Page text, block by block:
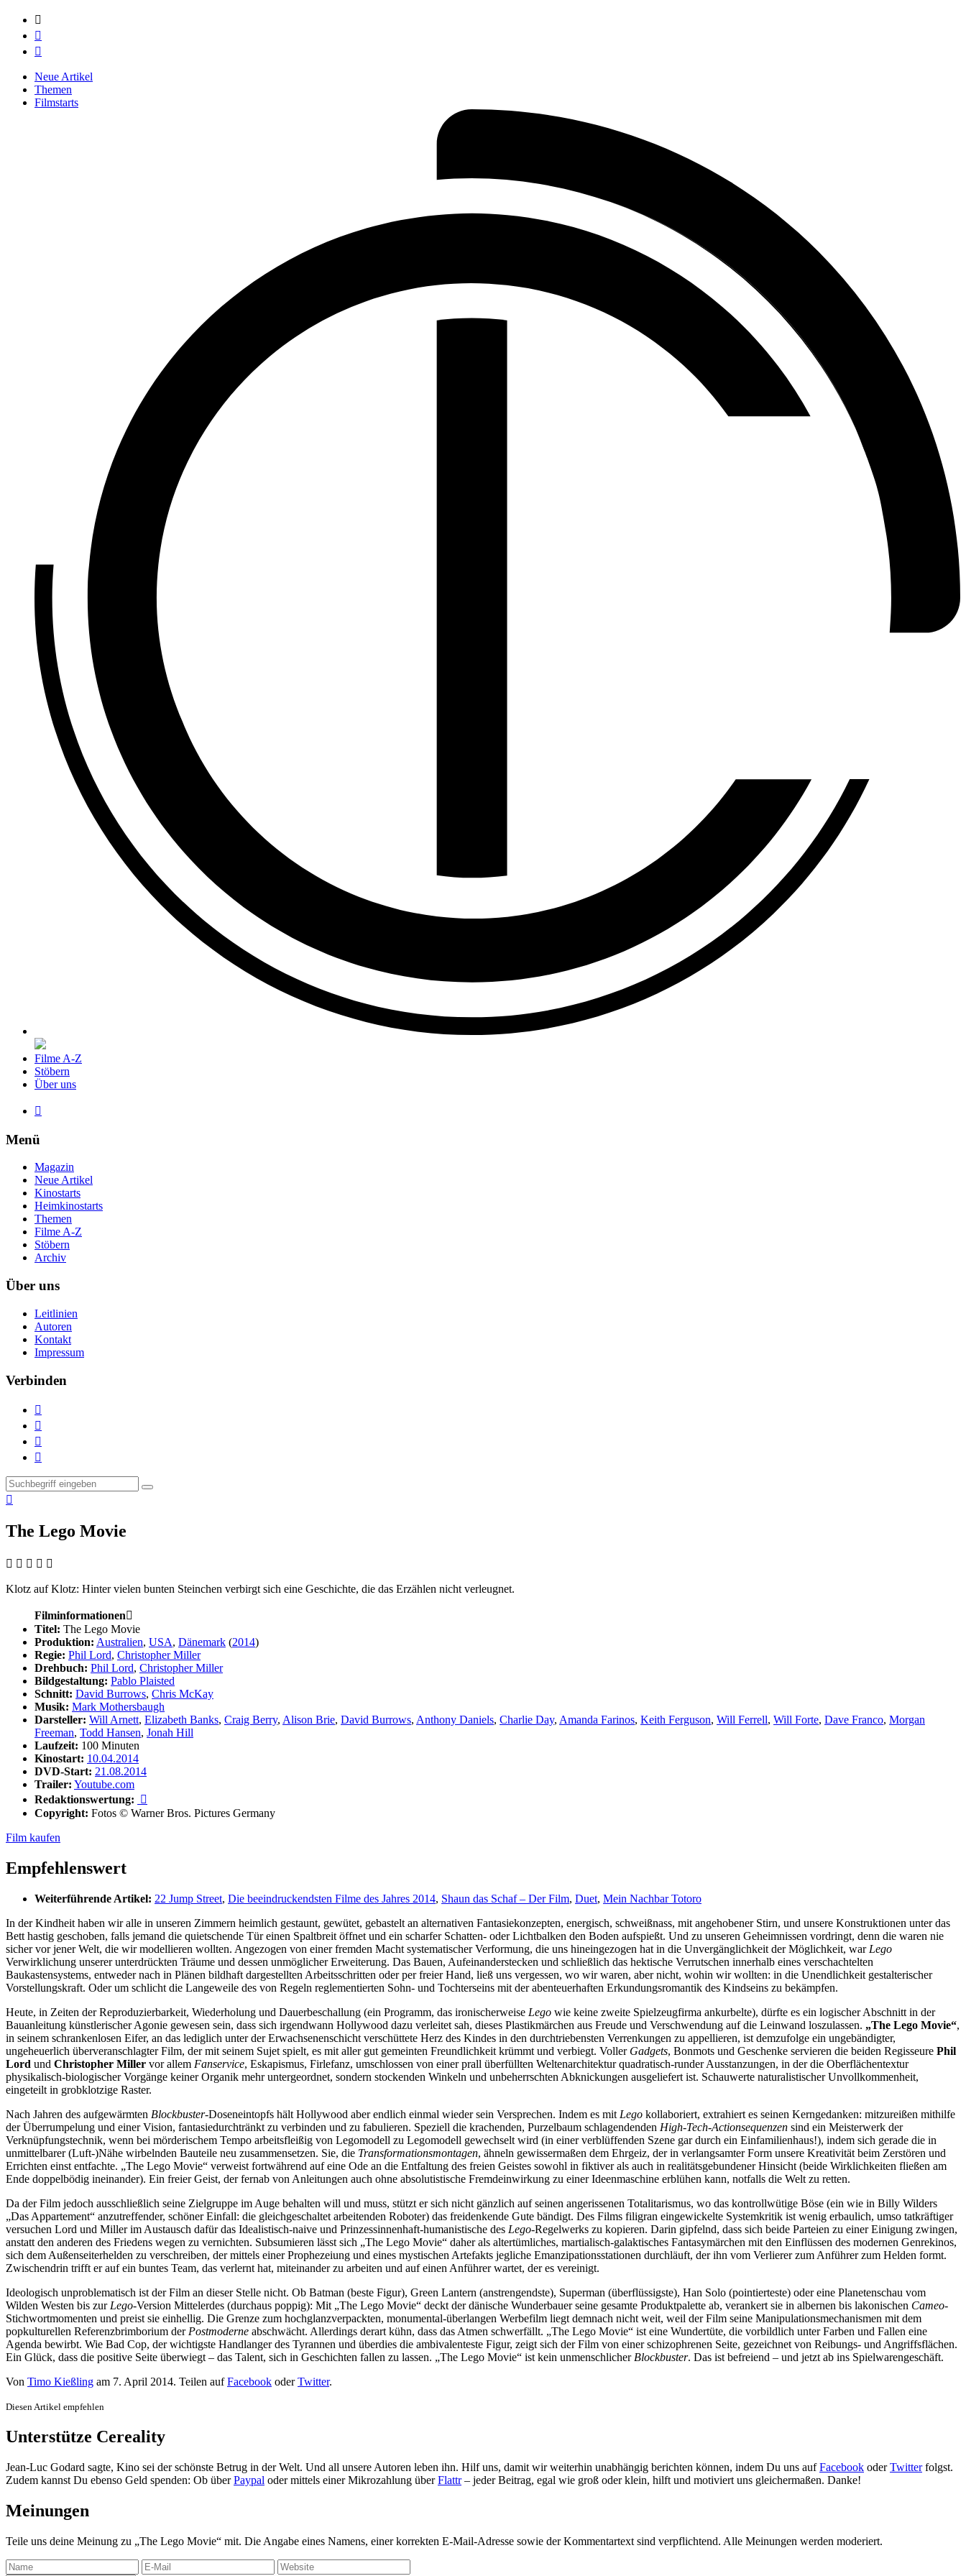



Neue Artikel
Themen
Filmstarts
Filme A-Z
Stöbern
Über uns

Menü
Magazin
Neue Artikel
Kinostarts
Heimkinostarts
Themen
Filme A-Z
Stöbern
Archiv
Über uns
Leitlinien
Autoren
Kontakt
Impressum
Verbinden





The Lego Movie
    
Klotz auf Klotz: Hinter vielen bunten Steinchen verbirgt sich eine Geschichte, die das Erzählen nicht verleugnet.
Filminformationen
Titel: The Lego Movie
Produktion: Australien, USA, Dänemark (2014)
Regie: Phil Lord, Christopher Miller
Drehbuch: Phil Lord, Christopher Miller
Bildgestaltung: Pablo Plaisted
Schnitt: David Burrows, Chris McKay
Musik: Mark Mothersbaugh
Darsteller: Will Arnett, Elizabeth Banks, Craig Berry, Alison Brie, David Burrows, Anthony Daniels, Charlie Day, Amanda Farinos, Keith Ferguson, Will Ferrell, Will Forte, Dave Franco, Morgan
Freeman, Todd Hansen, Jonah Hill
Laufzeit: 100 Minuten
Kinostart: 10.04.2014
DVD-Start: 21.08.2014
Trailer: Youtube.com
Redaktionswertung:

Copyright: Fotos © Warner Bros. Pictures Germany
Film kaufen
Empfehlenswert
Weiterführende Artikel: 22 Jump Street, Die beeindruckendsten Filme des Jahres 2014, Shaun das Schaf – Der Film, Duet, Mein Nachbar Totoro
In der Kindheit haben wir alle in unseren Zimmern heimlich gestaunt, gewütet, gebastelt an alternativen Fantasiekonzepten, energisch, schweißnass, mit angehobener Stirn, und unsere Konstruktionen unter das
Bett hastig geschoben, falls jemand die quietschende Tür einen Spaltbreit öffnet und ein scharfer Schatten- oder Lichtbalken den Boden aufspießt. Und zu unseren Geheimnissen vordringt, denn die waren nie
sicher vor jener Welt, die wir modellieren wollten. Angezogen von einer fremden Macht systematischer Verformung, die uns hineingezogen hat in die Unvergänglichkeit der Möglichkeit, war Lego
Verwirklichung unserer unterdrückten Träume und dessen unmöglicher Erweiterung. Das Bauen, Aufeinanderstecken und schließlich das hektische Verrutschen innerhalb eines verschachtelten
Baukastensystems, entweder nach in Plänen bildhaft dargestellten Arbeitsschritten oder per freier Hand, ließ uns vergessen, wo wir waren, aber nicht, wohin wir wollten: in die Unendlichkeit gestalterischer
Vorstellungskraft. Oder um schlicht die Langeweile des von Regeln reglementierten Sohn- und Tochterseins mit der abenteuerhaften Erkundungsromantik des Kindseins zu bekämpfen.
Heute, in Zeiten der Reproduzierbarkeit, Wiederholung und Dauerbeschallung (ein Programm, das ironischerweise Lego wie keine zweite Spielzeugfirma ankurbelte), dürfte es ein logischer Abschnitt in der
Bauanleitung künstlerischer Agonie gewesen sein, dass sich irgendwann Hollywood dazu verleitet sah, dieses Plastikmärchen aus Freude und Verschwendung auf die Leinwand loszulassen. „The Lego Movie“,
in seinem schrankenlosen Eifer, an das lediglich unter der Erwachsenenschicht verschüttete Herz des Kindes in den durchtriebensten Verrenkungen zu appellieren, ist demzufolge ein ungebändigter,
ungeheuerlich überveranschlagter Film, der mit seinem Sujet spielt, es mit aller gut gemeinten Freundlichkeit krümmt und verbiegt. Voller Gadgets, Bonmots und Geschenke servieren die beiden Regisseure Phil
Lord und Christopher Miller vor allem Fanservice, Eskapismus, Firlefanz, umschlossen von einer prall überfüllten Weltenarchitektur quadratisch-runder Ausstanzungen, in der die Oberflächentextur
physikalisch-biologischer Vorgänge keiner Organik mehr untergeordnet, sondern stockenden Winkeln und unbeherrschten Abknickungen ausgeliefert ist. Schauwerte naturalistischer Unvollkommenheit,
eingeteilt in grobklotzige Raster.
Nach Jahren des aufgewärmten Blockbuster-Doseneintopfs hält Hollywood aber endlich einmal wieder sein Versprechen. Indem es mit Lego kollaboriert, extrahiert es seinen Kerngedanken: mitzureißen mithilfe
der Überrumpelung und einer Vision, fantasiedurchtränkt zu verbinden und zu fabulieren. Speziell die krachenden, Purzelbaum schlagendenden High-Tech-Actionsequenzen sind ein Meisterwerk der
Verknüpfungstechnik, wenn bei mörderischem Tempo arbeitsfleißig von Legomodell zu Legomodell gewechselt wird (in einer verblüffenden Szene gar durch ein Einfamilienhaus!), indem sich gerade die in
unmittelbarer (Luft-)Nähe wirbelnden Bauteile neu zusammensetzen. Sie, die Transformationsmontagen, ähneln gewissermaßen dem Ehrgeiz, der in verlangsamter Form unsere Kreativität beim Zerstören und
Errichten einst entfachte. „The Lego Movie“ verweist fortwährend auf eine Ode an die Entfaltung des freien Geistes sowohl in fiktiver als auch in realitätsgebundener Hinsicht (beide Wirklichkeiten fließen am
Ende doppelbödig ineinander). Ein freier Geist, der fernab von Anleitungen auch ohne absolutistische Fremdeinwirkung zu einer Ideenmaschine erblühen kann, notfalls die Welt zu retten.
Da der Film jedoch ausschließlich seine Zielgruppe im Auge behalten will und muss, stützt er sich nicht gänzlich auf seinen angerissenen Totalitarismus, wo das kontrollwütige Böse (ein wie in Billy Wilders
„Das Appartement“ anzutreffender, schöner Einfall: die gleichgeschaltet arbeitenden Roboter) das freidenkende Gute bändigt. Des Films filigran eingewickelte Systemkritik ist wenig erbaulich, umso tatkräftiger
versuchen Lord und Miller im Austausch dafür das Idealistisch-naive und Prinzessinnenhaft-humanistische des Lego-Regelwerks zu kopieren. Darin gipfelnd, dass sich beide Parteien zu einer Einigung zwingen,
anstatt den anderen des Friedens wegen zu vernichten. Subsumieren lässt sich „The Lego Movie“ daher als altertümliches, martialisch-galaktisches Fantasymärchen mit den Einflüssen des modernen Genrekinos,
sich dem Außenseiterhelden zu verschreiben, der mittels einer Prophezeiung und eines mystischen Artefakts jegliche Emanzipationsstationen durchläuft, der ihn vom Verlierer zum Anführer zum Helden formt.
Zwischendrin trifft er auf ein buntes Team, das verlernt hat, miteinander zu arbeiten und auf einen Anführer wartet, der es vereinigt.
Ideologisch unproblematisch ist der Film an dieser Stelle nicht. Ob Batman (beste Figur), Green Lantern (anstrengendste), Superman (überflüssigste), Han Solo (pointierteste) oder eine Planetenschau vom
Wilden Westen bis zur Lego-Version Mittelerdes (durchaus poppig): Mit „The Lego Movie“ deckt der dänische Wunderbauer seine gesamte Produktpalette ab, verankert sie in albernen bis lakonischen Cameo-
Stichwortmomenten und preist sie einhellig. Die Grenze zum hochglanzverpackten, monumental-überlangen Werbefilm liegt demnach nicht weit, weil der Film seine Manipulationsmechanismen mit dem
popkulturellen Referenzbrimborium der Postmoderne abschwächt. Allerdings derart kühn, dass das Atmen schwerfällt. „The Lego Movie“ ist eine Wundertüte, die vorbildlich unter Farben und Fallen eine
Agenda bewirbt. Wie Bad Cop, der wichtigste Handlanger des Tyrannen und überdies die ambivalenteste Figur, zeigt sich der Film von einer schizophrenen Seite, gezeichnet von Reibungs- und Angriffsflächen.
Ein Glück, dass die positive Seite überwiegt – das Talent, sich in Geschichten fallen zu lassen. „The Lego Movie“ ist kein unmenschlicher Blockbuster. Das ist befreiend – und jetzt ab ins Spielwarengeschäft.
Von Timo Kießling am 7. April 2014. Teilen aufFacebook oderTwitter.
Diesen Artikel empfehlen
Unterstütze Cereality
Jean-Luc Godard sagte, Kino sei der schönste Betrug in der Welt. Und all unsere Autoren leben ihn. Hilf uns, damit wir weiterhin unabhängig berichten können, indem Du uns aufFacebook oderTwitterfolgst.
Zudem kannst Du ebenso Geld spenden: Ob überPaypal oder mittels einer Mikrozahlung überFlattr– jeder Beitrag, egal wie groß oder klein, hilft und motiviert uns gleichermaßen. Danke!
Meinungen
Teile uns deine Meinung zu „The Lego Movie“ mit. Die Angabe eines Namens, einer korrekten E-Mail-Adresse sowie der Kommentartext sind verpflichtend. Alle Meinungen werden moderiert.